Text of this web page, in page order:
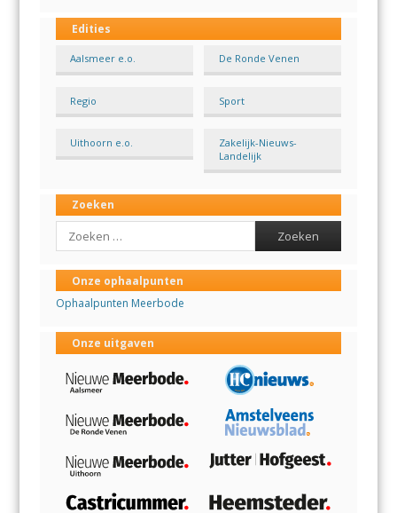
Edities
Aalsmeer e.o. De Ronde Venen
Regio Sport
Uithoorn e.o.
Zakelijk-Nieuws-
Landelijk
Zoeken
Search
Onze ophaalpunten
Ophaalpunten Meerbode
Onze uitgaven